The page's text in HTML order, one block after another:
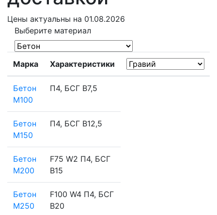
Цены актуальны на 01.08.2026
Выберите материал
Марка Характеристики
Бетон
М100
П4, БСГ В7,5
Бетон
М150
П4, БСГ В12,5
Бетон
М200
F75 W2 П4, БСГ
В15
Бетон
М250
F100 W4 П4, БСГ
В20